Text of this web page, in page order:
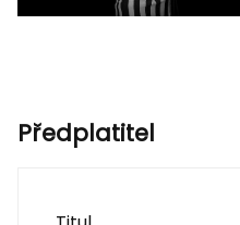
Předplatitel